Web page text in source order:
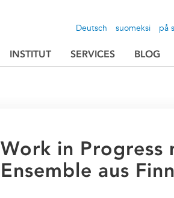
suomeksi
Deutsch på
INSTITUT SERVICES BLOG
Work in Progress
Ensemble aus